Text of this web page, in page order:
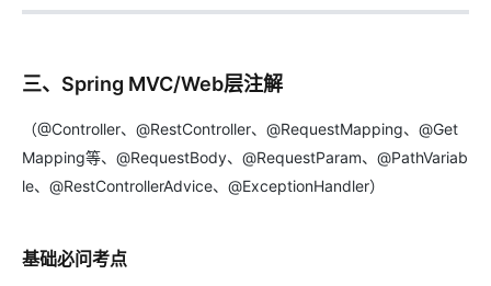
三、Spring MVC/Web层注解
（@Controller、@RestController、@RequestMapping、@Get
Mapping等、@RequestBody、@RequestParam、@PathVariab
le、@RestControllerAdvice、@ExceptionHandler）
基础必问考点